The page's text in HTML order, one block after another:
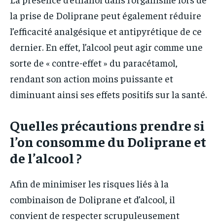
la prise de Doliprane peut également réduire
l’efficacité analgésique et antipyrétique de ce
dernier. En effet, l’alcool peut agir comme une
sorte de « contre-effet » du paracétamol,
rendant son action moins puissante et
diminuant ainsi ses effets positifs sur la santé.
Quelles précautions prendre si
l’on consomme du Doliprane et
de l’alcool ?
Afin de minimiser les risques liés à la
combinaison de Doliprane et d’alcool, il
convient de respecter scrupuleusement